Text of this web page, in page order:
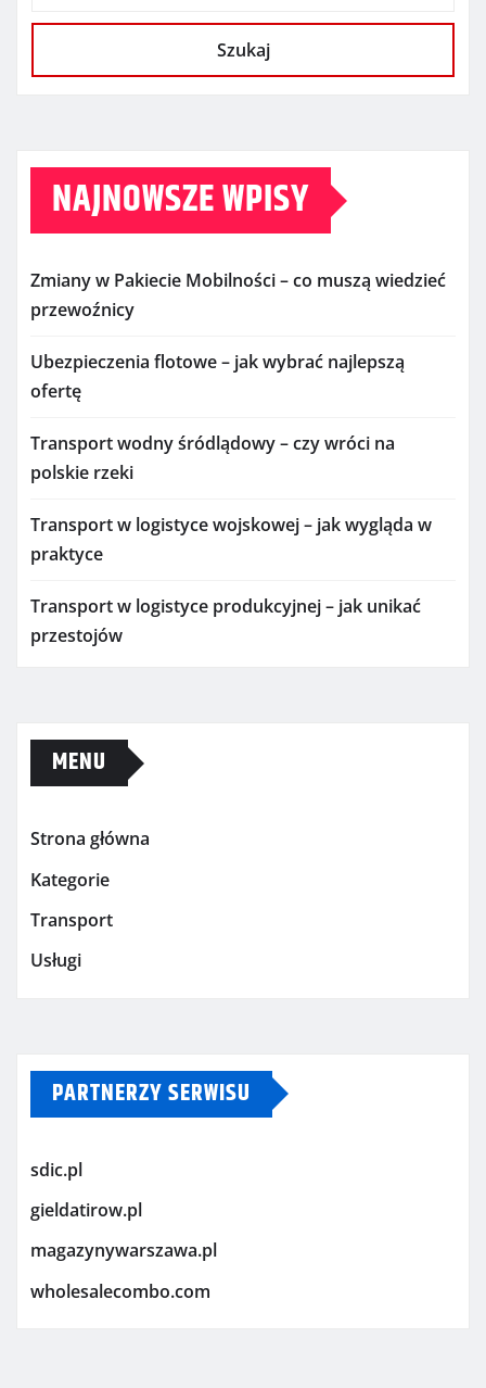
Szukaj
NAJNOWSZE WPISY
Zmiany w Pakiecie Mobilności – co muszą wiedzieć
przewoźnicy
Ubezpieczenia flotowe – jak wybrać najlepszą
ofertę
Transport wodny śródlądowy – czy wróci na
polskie rzeki
Transport w logistyce wojskowej – jak wygląda w
praktyce
Transport w logistyce produkcyjnej – jak unikać
przestojów
MENU
Strona główna
Kategorie
Transport
Usługi
PARTNERZY SERWISU
sdic.pl
gieldatirow.pl
magazynywarszawa.pl
wholesalecombo.com